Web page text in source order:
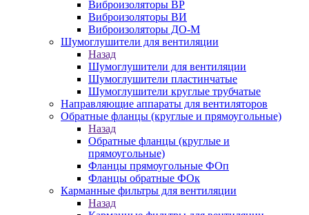
Виброизоляторы ВР
Виброизоляторы ВИ
Виброизоляторы ДО-М
Шумоглушители для вентиляции
Назад
Шумоглушители для вентиляции
Шумоглушители пластинчатые
Шумоглушители круглые трубчатые
Направляющие аппараты для вентиляторов
Обратные фланцы (круглые и прямоугольные)
Назад
Обратные фланцы (круглые и
прямоугольные)
Фланцы прямоугольные ФОп
Фланцы обратные ФОк
Карманные фильтры для вентиляции
Назад